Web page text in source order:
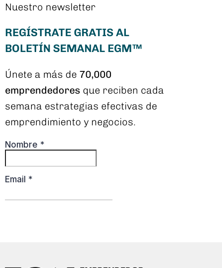
Nuestro newsletter
REGÍSTRATE GRATIS AL
BOLETÍN SEMANAL EGM™
Únete a más de 70,000
emprendedores que reciben cada
semana estrategias efectivas de
emprendimiento y negocios.